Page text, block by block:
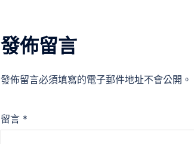
發佈留言
發佈留言必須填寫的電子郵件地址不會公開。
留言 *